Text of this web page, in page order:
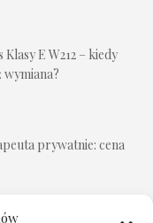
E W212 – kiedy
prywatnie: cena